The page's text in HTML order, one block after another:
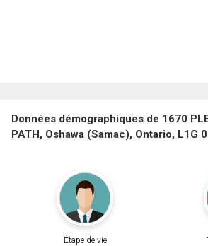
Données démographiques de 1670
PATH, Oshawa (Samac), Ontario, L1G
Étape de vie